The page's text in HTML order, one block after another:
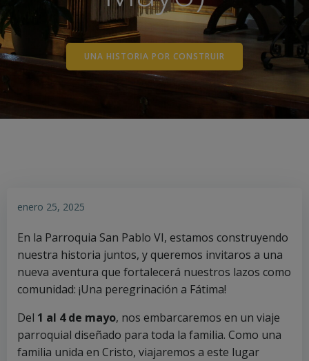
UNA HISTORIA POR CONSTRUIR
enero 25, 2025
En la Parroquia San Pablo VI, estamos construyendo
nuestra historia juntos, y queremos invitaros a una
nueva aventura que fortalecerá nuestros lazos como
comunidad: ¡Una peregrinación a Fátima!
Del 1 al 4 de mayo, nos embarcaremos en un viaje
parroquial diseñado para toda la familia. Como una
familia unida en Cristo, viajaremos a este lugar